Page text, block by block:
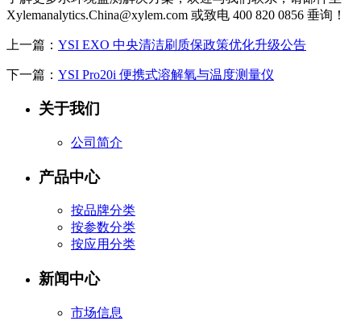
Xylemanalytics.China@xylem.com 或致电 400 820 0856 垂询！
上一篇： YSI EXO 中央清洁刷质保政策优化升级公告
下一篇： YSI Pro20i 便携式溶解氧与温度测量仪
关于我们
公司简介
产品中心
按品牌分类
按参数分类
按应用分类
新闻中心
市场信息